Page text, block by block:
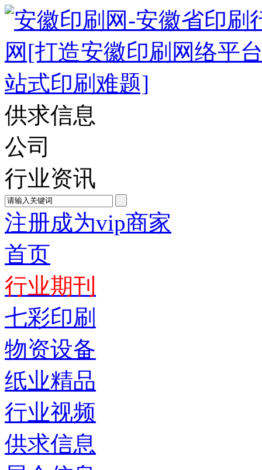
供求信息
公司
行业资讯
注册成为vip商家
首页
行业期刊
七彩印刷
物资设备
纸业精品
行业视频
供求信息